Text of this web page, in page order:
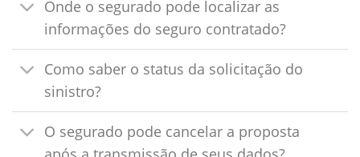
Onde o segurado pode localizar as
informações do seguro contratado?
Como saber o status da solicitação do
sinistro?
O segurado pode cancelar a proposta